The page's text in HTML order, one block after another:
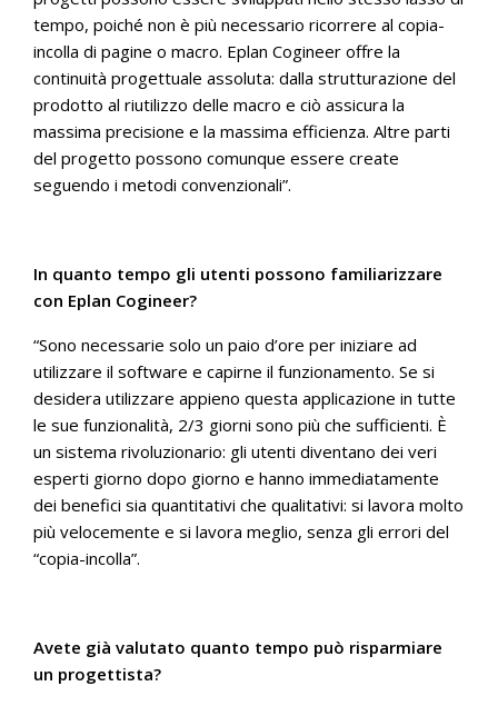
tempo, poiché non è più necessario ricorrere al copia-
incolla di pagine o macro. Eplan Cogineer offre la
continuità progettuale assoluta: dalla strutturazione del
prodotto al riutilizzo delle macro e ciò assicura la
massima precisione e la massima efficienza. Altre parti
del progetto possono comunque essere create
seguendo i metodi convenzionali”.
In quanto tempo gli utenti possono familiarizzare
con Eplan Cogineer?
“Sono necessarie solo un paio d’ore per iniziare ad
utilizzare il software e capirne il funzionamento. Se si
desidera utilizzare appieno questa applicazione in tutte
le sue funzionalità, 2/3 giorni sono più che sufficienti. È
un sistema rivoluzionario: gli utenti diventano dei veri
esperti giorno dopo giorno e hanno immediatamente
dei benefici sia quantitativi che qualitativi: si lavora molto
più velocemente e si lavora meglio, senza gli errori del
“copia-incolla”.
Avete già valutato quanto tempo può risparmiare
un progettista?